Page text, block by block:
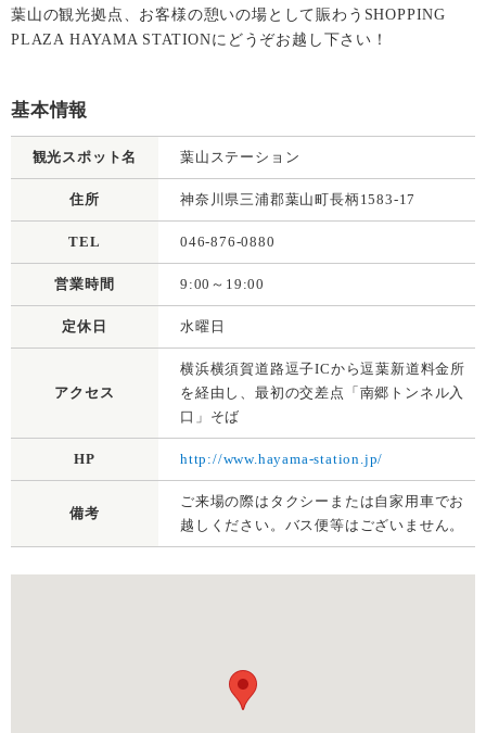
葉山の観光拠点、お客様の憩いの場として賑わうSHOPPING
PLAZA HAYAMA STATIONにどうぞお越し下さい！
基本情報
観光スポット名 葉山ステーション
住所 神奈川県三浦郡葉山町長柄1583-17
TEL 046-876-0880
営業時間 9:00～19:00
定休日 水曜日
アクセス
横浜横須賀道路逗子ICから逗葉新道料金所
を経由し、最初の交差点「南郷トンネル入
口」そば
HP http://www.hayama-station.jp/
備考
ご来場の際はタクシーまたは自家用車でお
越しください。バス便等はございません。